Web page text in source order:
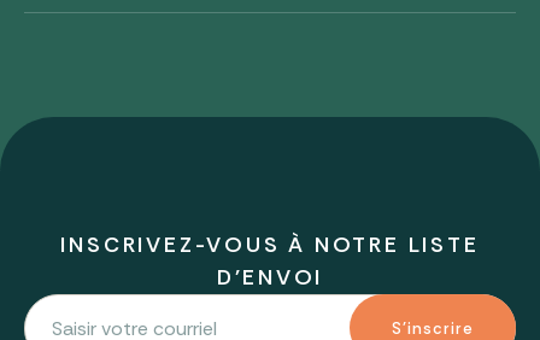
INSCRIVEZ-VOUS À NOTRE LISTE
D'ENVOI
S'inscrire